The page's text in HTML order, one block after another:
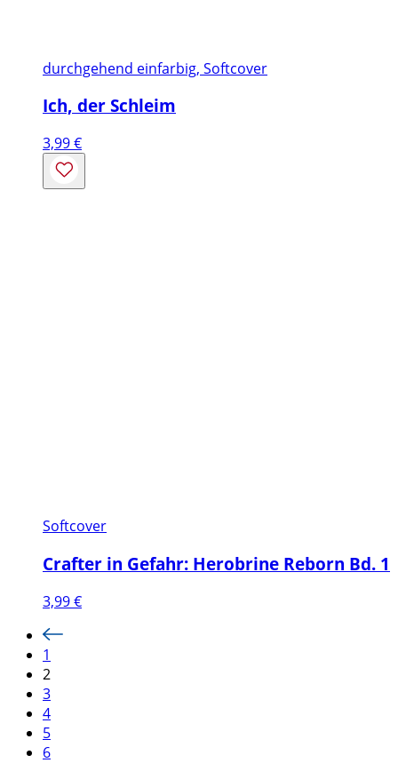
durchgehend einfarbig, Softcover
Ich, der Schleim
3,99€
Softcover
Crafter in Gefahr: Herobrine Reborn Bd. 1
3,99€
1
2
3
4
5
6